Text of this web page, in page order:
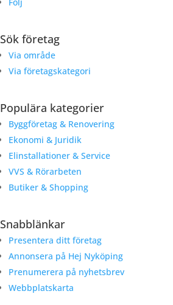
Sök företag
Via område
Via företagskategori
Populära kategorier
Byggföretag & Renovering
Ekonomi & Juridik
Elinstallationer & Service
VVS & Rörarbeten
Butiker & Shopping
Snabblänkar
Presentera ditt företag
Annonsera på Hej Nyköping
Prenumerera på nyhetsbrev
Webbplatskarta